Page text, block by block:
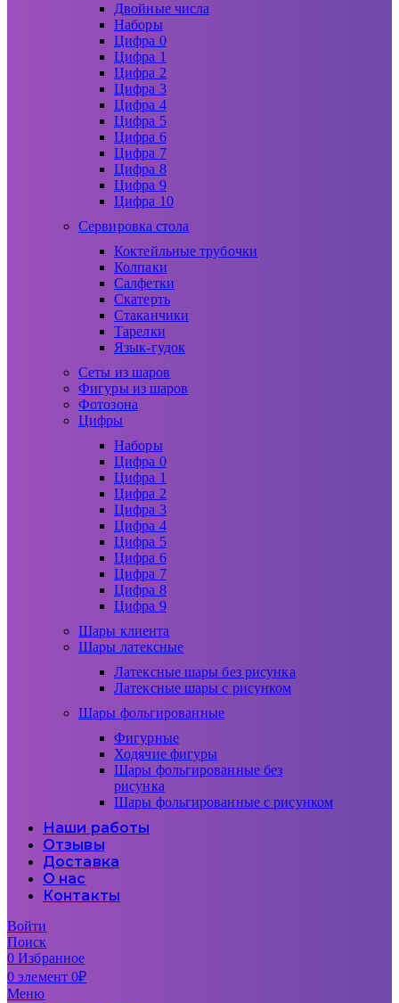
Двойные числа
Наборы
Цифра 0
Цифра 1
Цифра 2
Цифра 3
Цифра 4
Цифра 5
Цифра 6
Цифра 7
Цифра 8
Цифра 9
Цифра 10
Сервировка стола
Коктейльные трубочки
Колпаки
Салфетки
Скатерть
Стаканчики
Тарелки
Язык-гудок
Сеты из шаров
Фигуры из шаров
Фотозона
Цифры
Наборы
Цифра 0
Цифра 1
Цифра 2
Цифра 3
Цифра 4
Цифра 5
Цифра 6
Цифра 7
Цифра 8
Цифра 9
Шары клиента
Шары латексные
Латексные шары без рисунка
Латексные шары с рисунком
Шары фольгированные
Фигурные
Ходячие фигуры
Шары фольгированные без
рисунка
Шары фольгированные с рисунком
Наши работы
Отзывы
Доставка
О нас
Контакты
Войти
Поиск
0Избранное
0элемент 0₽
Меню